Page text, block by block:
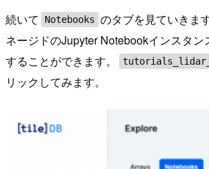
続いて Notebooks のタブを見ていきま
ネージドのJupyter Notebookインスタン
することができます。
リックしてみます。